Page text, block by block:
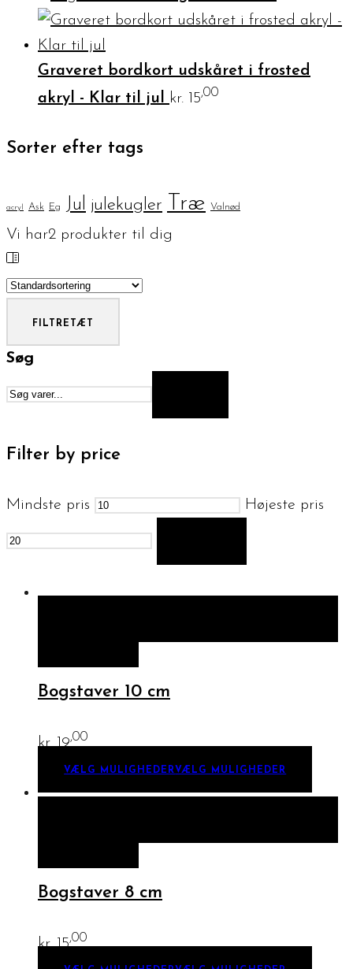
Graveret bordkort udskåret i frosted
akryl - Klar til jul kr. 15,00
Sorter efter tags
acryl Ask Eg Jul julekugler Træ Valnød
Vi har2 produkter til dig
FILTRE TÆT
Søg
Filter by price
Mindste pris Højeste pris
Bogstaver 10 cm
kr.19,00
VÆLG MULIGHEDER VÆLG MULIGHEDER
Bogstaver 8 cm
kr.15,00